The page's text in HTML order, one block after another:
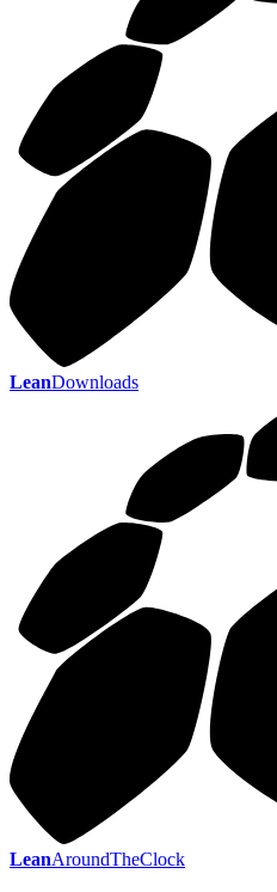
LeanDownloads
LeanAroundTheClock